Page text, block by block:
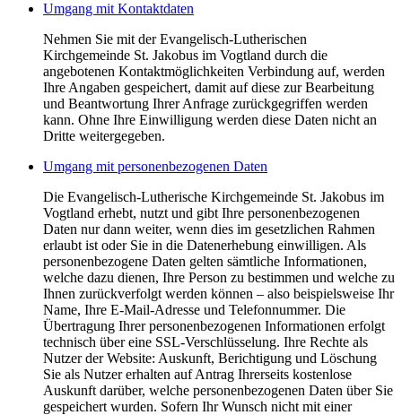
Umgang mit Kontaktdaten
Nehmen Sie mit der Evangelisch-Lutherischen
Kirchgemeinde St. Jakobus im Vogtland durch die
angebotenen Kontaktmöglichkeiten Verbindung auf, werden
Ihre Angaben gespeichert, damit auf diese zur Bearbeitung
und Beantwortung Ihrer Anfrage zurückgegriffen werden
kann. Ohne Ihre Einwilligung werden diese Daten nicht an
Dritte weitergegeben.
Umgang mit personenbezogenen Daten
Die Evangelisch-Lutherische Kirchgemeinde St. Jakobus im
Vogtland erhebt, nutzt und gibt Ihre personenbezogenen
Daten nur dann weiter, wenn dies im gesetzlichen Rahmen
erlaubt ist oder Sie in die Datenerhebung einwilligen. Als
personenbezogene Daten gelten sämtliche Informationen,
welche dazu dienen, Ihre Person zu bestimmen und welche zu
Ihnen zurückverfolgt werden können – also beispielsweise Ihr
Name, Ihre E-Mail-Adresse und Telefonnummer. Die
Übertragung Ihrer personenbezogenen Informationen erfolgt
technisch über eine SSL-Verschlüsselung. Ihre Rechte als
Nutzer der Website: Auskunft, Berichtigung und Löschung
Sie als Nutzer erhalten auf Antrag Ihrerseits kostenlose
Auskunft darüber, welche personenbezogenen Daten über Sie
gespeichert wurden. Sofern Ihr Wunsch nicht mit einer